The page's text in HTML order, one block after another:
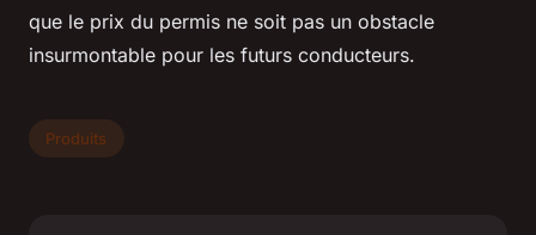
que le prix du permis ne soit pas un obstacle
insurmontable pour les futurs conducteurs.
Produits